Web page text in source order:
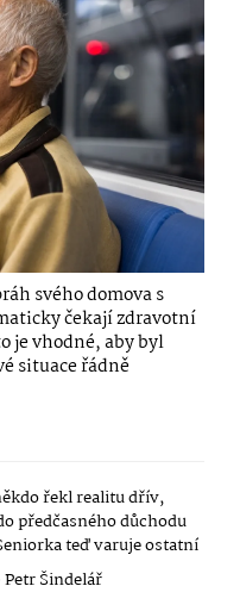
svého domova s
čekají zdravotní
je vhodné, aby byl
situace řádně
řekl realitu dřív,
předčasného důchodu
teď varuje ostatní
Petr Šindelář